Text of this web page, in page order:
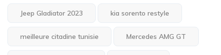
Jeep Gladiator 2023 kia sorento restyle
meilleure citadine tunisie Mercedes AMG GT